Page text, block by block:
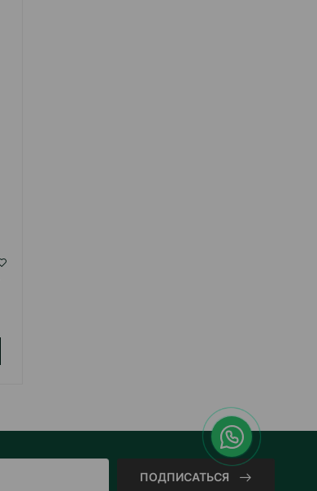
ПОДПИСАТЬСЯ